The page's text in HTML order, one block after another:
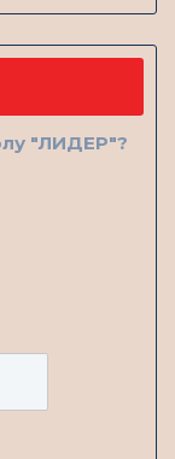
"ЛИДЕР"?